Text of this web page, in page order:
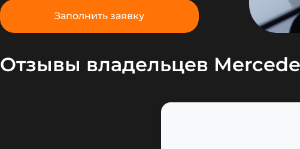
Заполнить заявку
Отзывы владельцев